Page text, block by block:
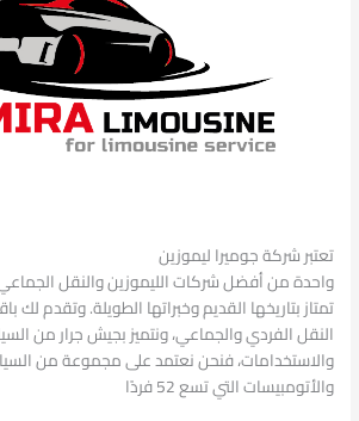
تعتبر شركة جوميرا ليموزين
واحدة من أفضل شركات الليموزين والنقل
تمتاز بتاريخها القديم وخبراتها الطويلة. وتقدم
النقل الفردي والجماعي، ونتميز بجيش جرار من
والاستخدامات، فنحن نعتمد على مجموعة من
والأتومبيسات التي تسع 52 فردًا